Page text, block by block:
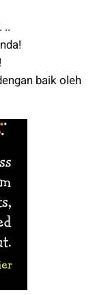
..
baik oleh